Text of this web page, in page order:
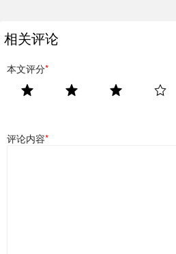
相关评论
本文评分*
评论内容*